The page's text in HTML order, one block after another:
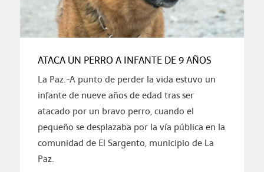
ATACA UN PERRO A INFANTE DE 9 AÑOS
La Paz.-A punto de perder la vida estuvo un
infante de nueve años de edad tras ser
atacado por un bravo perro, cuando el
pequeño se desplazaba por la vía pública en la
comunidad de El Sargento, municipio de La
Paz.